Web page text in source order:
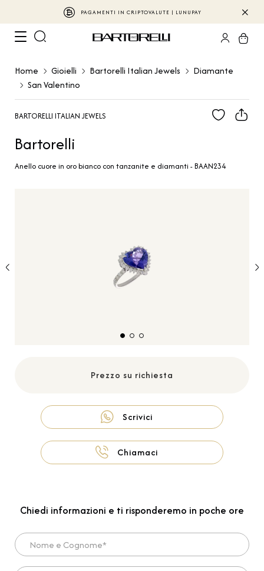
PAGAMENTI IN CRIPTOVALUTE | LUNUPAY
Home Gioielli Bartorelli Italian Jewels
Diamante
San Valentino
BARTORELLI ITALIAN JEWELS
Bartorelli
Anello cuore in oro bianco con tanzanite e diamanti - BAAN234
Prezzo su richiesta
Scrivici
Chiamaci
Chiedi informazioni e ti risponderemo in poche ore
Nome e Cognome*